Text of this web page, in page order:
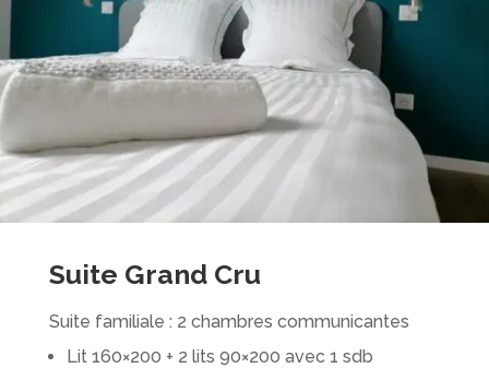
Suite Grand Cru
Suite familiale : 2 chambres communicantes
Lit 160×200 + 2 lits 90×200 avec 1 sdb